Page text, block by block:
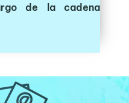
de la cadena